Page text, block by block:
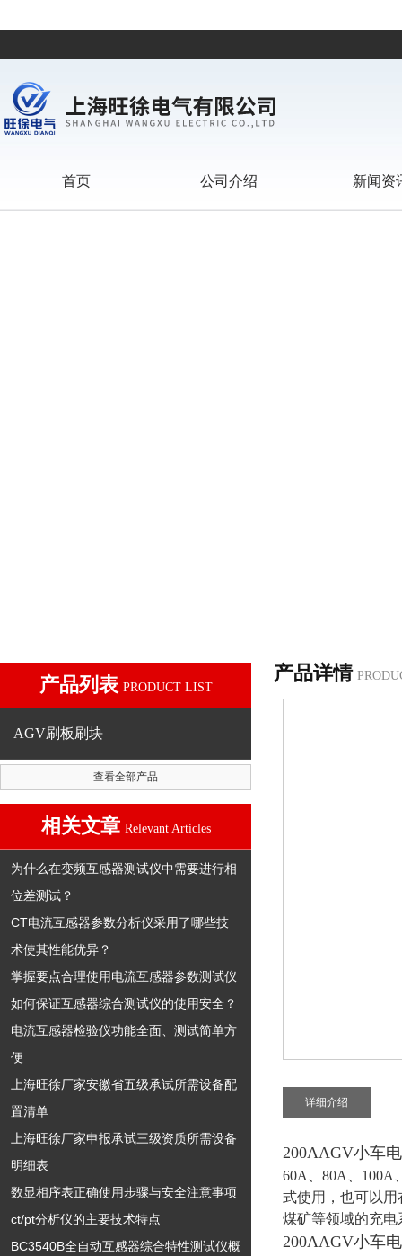
首页 公司介绍 新闻资
产品列表 PRODUCT LIST
AGV刷板刷块
查看全部产品
相关文章 Relevant Articles
为什么在变频互感器测试仪中需要进行相
位差测试？
CT电流互感器参数分析仪采用了哪些技
术使其性能优异？
掌握要点合理使用电流互感器参数测试仪
如何保证互感器综合测试仪的使用安全？
电流互感器检验仪功能全面、测试简单方
便
上海旺徐厂家安徽省五级承试所需设备配
置清单
上海旺徐厂家申报承试三级资质所需设备
明细表
数显相序表正确使用步骤与安全注意事项
ct/pt分析仪的主要技术特点
BC3540B全自动互感器综合特性测试仪概
产品详情
详细介绍
200AAGV小车
60A、80A、100A
式使用，也可以
煤矿等领域的充电
200AAGV小车